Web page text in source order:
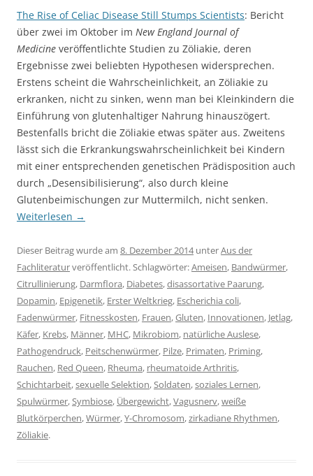
The Rise of Celiac Disease Still Stumps Scientists: Bericht
über zwei im Oktober im New England Journal of
Medicine veröffentlichte Studien zu Zöliakie, deren
Ergebnisse zwei beliebten Hypothesen widersprechen.
Erstens scheint die Wahrscheinlichkeit, an Zöliakie zu
erkranken, nicht zu sinken, wenn man bei Kleinkindern die
Einführung von glutenhaltiger Nahrung hinauszögert.
Bestenfalls bricht die Zöliakie etwas später aus. Zweitens
lässt sich die Erkrankungswahrscheinlichkeit bei Kindern
mit einer entsprechenden genetischen Prädisposition auch
durch „Desensibilisierung“, also durch kleine
Glutenbeimischungen zur Muttermilch, nicht senken.
Weiterlesen →
Dieser Beitrag wurde am 8. Dezember 2014unterAus der
Fachliteraturveröffentlicht. Schlagwörter:Ameisen, Bandwürmer,
Citrullinierung, Darmflora, Diabetes,disassortative Paarung,
Dopamin, Epigenetik, Erster Weltkrieg, Escherichia coli,
Fadenwürmer, Fitnesskosten, Frauen,Gluten, Innovationen, Jetlag,
Käfer, Krebs, Männer, MHC, Mikrobiom, natürliche Auslese,
Pathogendruck, Peitschenwürmer, Pilze, Primaten, Priming,
Rauchen, Red Queen, Rheuma, rheumatoide Arthritis,
Schichtarbeit,sexuelle Selektion,Soldaten,soziales Lernen,
Spulwürmer,Symbiose, Übergewicht,Vagusnerv,weiße
Blutkörperchen,Würmer,Y-Chromosom,zirkadiane Rhythmen,
Zöliakie.